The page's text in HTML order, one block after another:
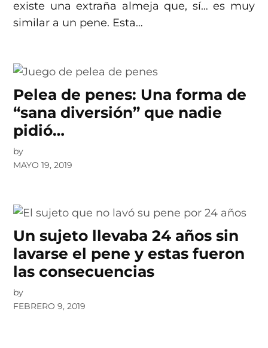
existe una extraña almeja que, sí… es muy
similar a un pene. Esta…
Pelea de penes: Una forma de
“sana diversión” que nadie
pidió…
by
MAYO 19, 2019
Un sujeto llevaba 24 años sin
lavarse el pene y estas fueron
las consecuencias
by
FEBRERO 9, 2019